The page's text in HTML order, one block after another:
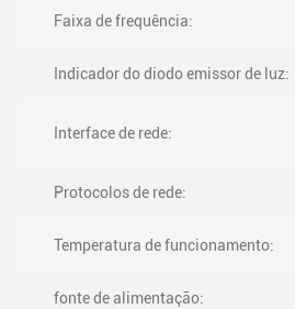
Faixa de frequência:
Indicador do diodo emissor de luz:
Interface de rede:
Protocolos de rede:
Temperatura de funcionamento:
fonte de alimentação: